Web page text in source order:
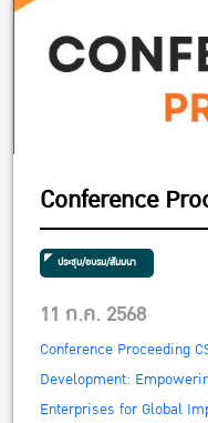
Conference
ประชุม/อบรม/สัมมนา
11 ก.ค. 2568
Conference Proceeding
Development:
Enterprises for Global